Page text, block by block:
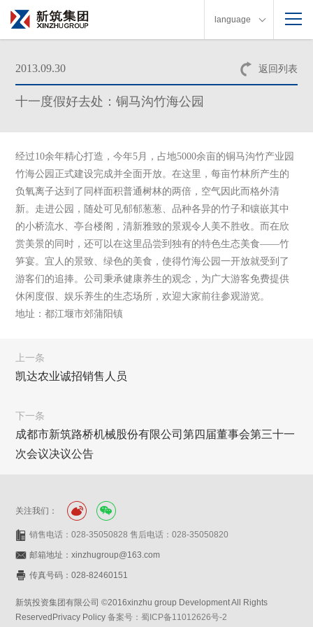
language
返回列表
2013.09.30
十一度假好去处：铜马沟竹海公园
经过10余年精心打造，今年5月，占地5000余亩的铜马沟竹产业园
竹海公园正式建设完成并全面开放。在这里，每亩竹林所产生的
负氧离子达到了同样面积普通树林的两倍，空气因此而格外清
新。走进公园，随处可见郁郁葱葱、品种各异的竹子和镶嵌其中
的小桥流水、亭台楼阁，清新雅致的景观令人美不胜收。而在欣
赏美景的同时，还可以在这里品尝到独有的特色生态美食——竹
笋宴。宜人的景致、绿色的美食，使得竹海公园一开放就受到了
游客们的追捧。公司秉承健康养生的观念，为广大游客免费提供
休闲度假、娱乐养生的生态场所，欢迎大家前往参观游览。
地址：都江堰市郊蒲阳镇
上一条
凯达农业诚招销售人员
下一条
成都市新筑路桥机械股份有限公司第四届董事会第三十一
次会议决议公告
关注我们：
销售电话：028-35050828 售后电话：028-35050820
邮箱地址：xinzhugroup@163.com
传真号码：028-82460151
新筑投资集团有限公司 ©2016xinzhu group Development All Rights
ReservedPrivacy Policy备案号：蜀ICP备11012626号-2